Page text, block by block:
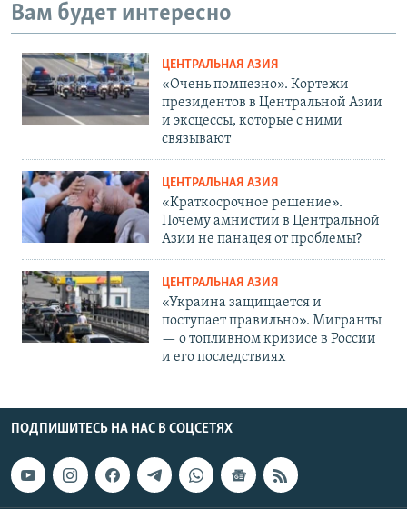
Вам будет интересно
ЦЕНТРАЛЬНАЯ АЗИЯ
«Очень помпезно». Кортежи
президентов в Центральной Азии
и эксцессы, которые с ними
связывают
ЦЕНТРАЛЬНАЯ АЗИЯ
«Краткосрочное решение».
Почему амнистии в Центральной
Азии не панацея от проблемы?
ЦЕНТРАЛЬНАЯ АЗИЯ
«Украина защищается и
поступает правильно». Мигранты
— о топливном кризисе в России
и его последствиях
ПОДПИШИТЕСЬ НА НАС В СОЦСЕТЯХ